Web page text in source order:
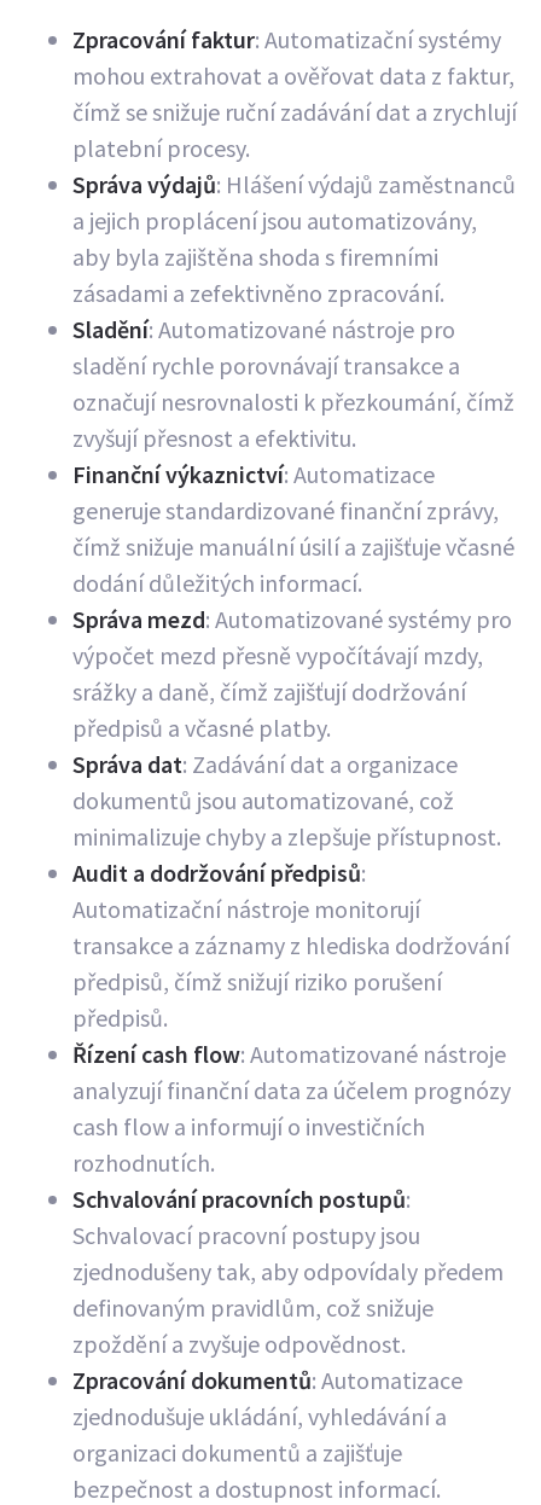
Zpracování faktur: Automatizační systémy
mohou extrahovat a ověřovat data z faktur,
čímž se snižuje ruční zadávání dat a zrychlují
platební procesy.
Správa výdajů: Hlášení výdajů zaměstnanců
a jejich proplácení jsou automatizovány,
aby byla zajištěna shoda s firemními
zásadami a zefektivněno zpracování.
Sladění: Automatizované nástroje pro
sladění rychle porovnávají transakce a
označují nesrovnalosti k přezkoumání, čímž
zvyšují přesnost a efektivitu.
Finanční výkaznictví: Automatizace
generuje standardizované finanční zprávy,
čímž snižuje manuální úsilí a zajišťuje včasné
dodání důležitých informací.
Správa mezd: Automatizované systémy pro
výpočet mezd přesně vypočítávají mzdy,
srážky a daně, čímž zajišťují dodržování
předpisů a včasné platby.
Správa dat: Zadávání dat a organizace
dokumentů jsou automatizované, což
minimalizuje chyby a zlepšuje přístupnost.
Audit a dodržování předpisů:
Automatizační nástroje monitorují
transakce a záznamy z hlediska dodržování
předpisů, čímž snižují riziko porušení
předpisů.
Řízení cash flow: Automatizované nástroje
analyzují finanční data za účelem prognózy
cash flow a informují o investičních
rozhodnutích.
Schvalování pracovních postupů:
Schvalovací pracovní postupy jsou
zjednodušeny tak, aby odpovídaly předem
definovaným pravidlům, což snižuje
zpoždění a zvyšuje odpovědnost.
Zpracování dokumentů: Automatizace
zjednodušuje ukládání, vyhledávání a
organizaci dokumentů a zajišťuje
bezpečnost a dostupnost informací.